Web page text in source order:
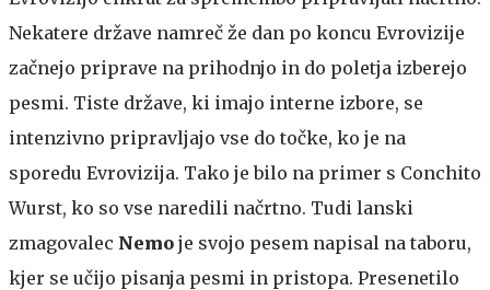
Nekatere države namreč že dan po koncu Evrovizije
začnejo priprave na prihodnjo in do poletja izberejo
pesmi. Tiste države, ki imajo interne izbore, se
intenzivno pripravljajo vse do točke, ko je na
sporedu Evrovizija. Tako je bilo na primer s Conchito
Wurst, ko so vse naredili načrtno. Tudi lanski
zmagovalec Nemo je svojo pesem napisal na taboru,
kjer se učijo pisanja pesmi in pristopa. Presenetilo